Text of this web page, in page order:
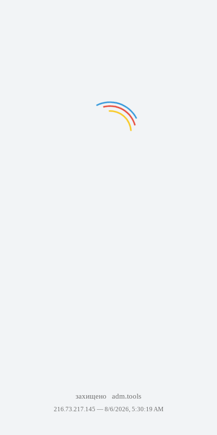
захищено adm.tools
216.73.217.145 — 8/6/2026, 5:30:19 AM